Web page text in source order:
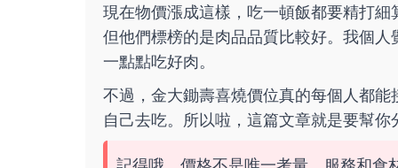
現在物價漲成這樣，吃一頓飯都要精打
但他們標榜的是肉品品質比較好。我個
一點點吃好肉。
不過，金大鋤壽喜燒價位真的每個人都
自己去吃。所以啦，這篇文章就是要幫